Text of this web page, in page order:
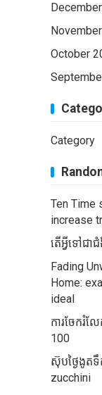
October
Category
Ten Time
increase
តើអ្វីទៅជា
Fading
Home:
ideal
ការចែករំល
100
ស៊ុបថ្ងៃងូត
zucchini